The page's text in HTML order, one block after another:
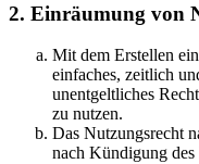
2. Einräumung von
Mit dem Erstellen
einfaches, zeitlich
unentgeltliches
zu nutzen.
Das Nutzungsrecht
nach Kündigung des